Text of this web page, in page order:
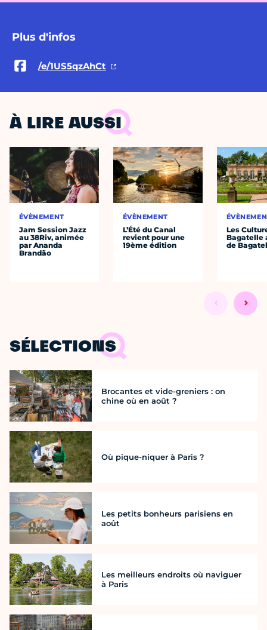
Plus d'infos
/e/1US5qzAhCt
À LIRE AUSSI
ÉVÈNEMENT
Jam Session Jazz
au 38Riv, animée
par Ananda
Brandão
ÉVÈNEMENT
L’Été du Canal
revient pour une
19ème édition
Les
Bagatelle
de
SÉLECTIONS
Brocantes et vide-greniers : on
chine où en août ?
Où pique-niquer à Paris ?
Les petits bonheurs parisiens en
août
Les meilleurs endroits où naviguer
à Paris